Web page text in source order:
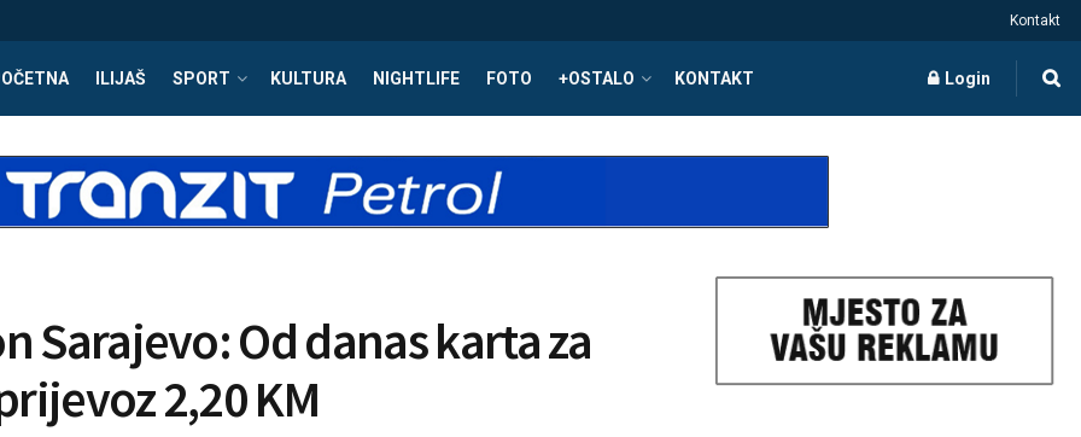
Kontakt
ILIJAŠ SPORT KULTURA NIGHTLIFE FOTO +OSTALO KONTAKT Login
Sarajevo: Od danas karta za
2,20 KM